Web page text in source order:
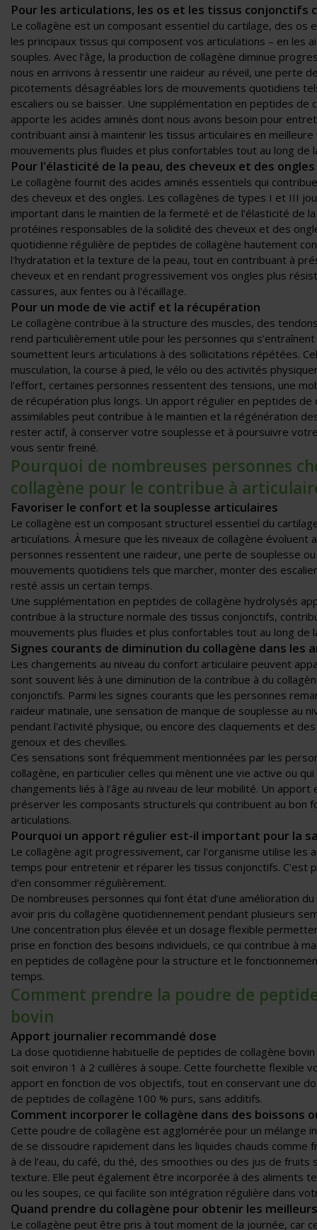
Pour les articulations, les os et les tissus conjonctifs
Le collagène est un composant essentiel du cartilage, des os
les principaux tissus qui composent vos articulations – en les
souples. Avec l’âge, la production de collagène diminue
nous en arrivons à ressentir une raideur au réveil, une perte
picotements désagréables lors de mouvements quotidiens
escaliers ou se baisser. Une supplémentation en peptides de
apporte les acides aminés dont nous avons besoin pour
contribuant ainsi à maintenir les tissus articulaires en
mouvements plus fluides et plus confortables tout au long de
Pour l'élasticité de la peau, des cheveux et des
Le collagène fournit des acides aminés essentiels qui
des cheveux et des ongles. Les collagènes de types I et III
important dans le maintien de la fermeté et de l’élasticité de
protéines responsables de la solidité des cheveux et des
quotidienne régulière de peptides de collagène hautement
l'hydratation et la texture de la peau, tout en contribuant à
cheveux et en rendant progressivement vos ongles plus
cassures, aux fentes ou à l'écaillage.
Pour un mode de vie actif et la récupération
Le collagène contribue à la structure des muscles, des
rend particulièrement utile pour les personnes qui
soumettent leurs articulations à des sollicitations répétées.
musculation, la course à pied, le vélo ou des activités
l’effort, certaines personnes ressentent des tensions, une
de récupération plus longs. Un apport régulier en peptides de
assimilables peut contribue à le maintien et la régénération
rester actif, à conserver votre souplesse et à poursuivre
vous sentir freiné.
Pourquoi de nombreuses personnes
collagène pour le contribue à
Favoriser le confort et la souplesse articulaires
Le collagène est un composant structurel essentiel du
articulations. À mesure que les niveaux de collagène évoluent
personnes ressentent une raideur, une perte de souplesse
mouvements quotidiens tels que marcher, monter des
resté assis un certain temps.
Une supplémentation en peptides de collagène hydrolysés
contribue à la structure normale des tissus conjonctifs,
mouvements plus fluides et plus confortables tout au long de
Signes courants de diminution du collagène dans les
Les changements au niveau du confort articulaire peuvent
sont souvent liés à une diminution de la contribue à du
conjonctifs. Parmi les signes courants que les personnes
raideur matinale, une sensation de manque de souplesse au
pendant l'activité physique, ou encore des claquements et
genoux et des chevilles.
Ces sensations sont fréquemment mentionnées par les
collagène, en particulier celles qui mènent une vie active ou
changements liés à l'âge au niveau de leur mobilité. Un apport
préserver les composants structurels qui contribuent au bon
articulations.
Pourquoi un apport régulier est-il important pour la
Le collagène agit progressivement, car l'organisme utilise les
temps pour entretenir et réparer les tissus conjonctifs. C'est
d'en consommer régulièrement.
De nombreuses personnes qui font état d’une amélioration
avoir pris du collagène quotidiennement pendant plusieurs
Une concentration plus élevée et un dosage flexible
prise en fonction des besoins individuels, ce qui contribue à
en peptides de collagène pour la structure et le
temps.
Comment prendre la poudre de
bovin
Apport journalier recommandé dose
La dose quotidienne habituelle de peptides de collagène
soit environ 1 à 2 cuillères à soupe. Cette fourchette flexible
apport en fonction de vos objectifs, tout en conservant une
de peptides de collagène 100 % purs, sans additifs.
Comment incorporer le collagène dans des boissons
Cette poudre de collagène est agglomérée pour un mélange
de se dissoudre rapidement dans les liquides chauds comme
à de l’eau, du café, du thé, des smoothies ou des jus de fruits
texture. Elle peut également être incorporée à des aliments
ou les soupes, ce qui facilite son intégration régulière dans
Quand prendre du collagène pour obtenir les
Le collagène peut être pris à tout moment de la journée, car